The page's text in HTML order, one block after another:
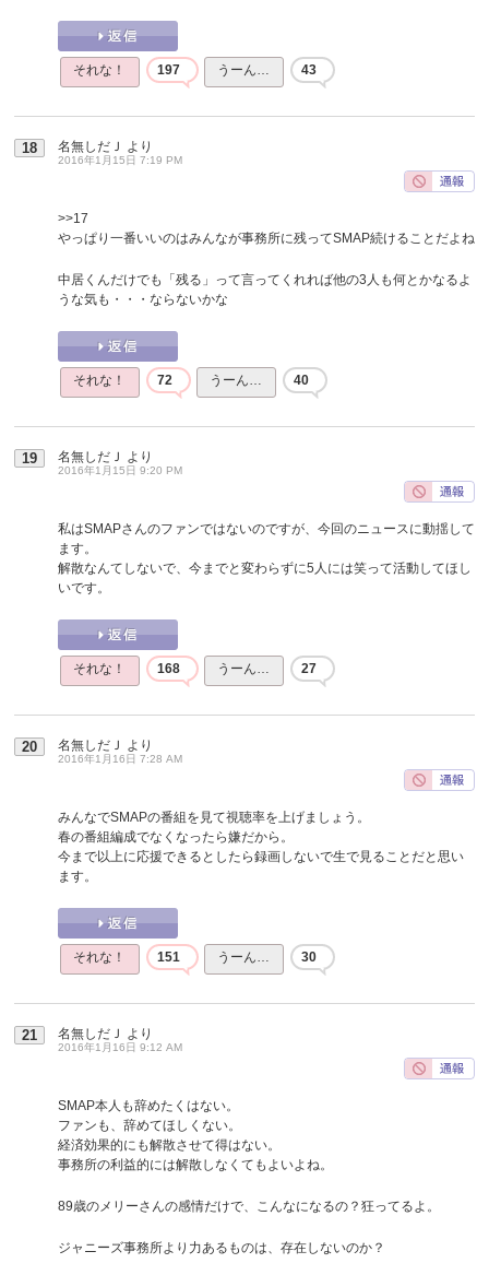
それな！ 197 うーん… 43
18 名無しだＪ より
2016年1月15日 7:19 PM
>>17
やっぱり一番いいのはみんなが事務所に残ってSMAP続けることだよね
中居くんだけでも「残る」って言ってくれれば他の3人も何とかなるよ
うな気も・・・ならないかな
それな！ 72 うーん… 40
19 名無しだＪ より
2016年1月15日 9:20 PM
私はSMAPさんのファンではないのですが、今回のニュースに動揺して
ます。
解散なんてしないで、今までと変わらずに5人には笑って活動してほし
いです。
それな！ 168 うーん… 27
20 名無しだＪ より
2016年1月16日 7:28 AM
みんなでSMAPの番組を見て視聴率を上げましょう。
春の番組編成でなくなったら嫌だから。
今まで以上に応援できるとしたら録画しないで生で見ることだと思い
ます。
それな！ 151 うーん… 30
21 名無しだＪ より
2016年1月16日 9:12 AM
SMAP本人も辞めたくはない。
ファンも、辞めてほしくない。
経済効果的にも解散させて得はない。
事務所の利益的には解散しなくてもよいよね。
89歳のメリーさんの感情だけで、こんなになるの？狂ってるよ。
ジャニーズ事務所より力あるものは、存在しないのか？